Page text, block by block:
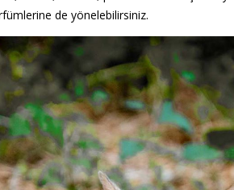
de yönelebilirsiniz.